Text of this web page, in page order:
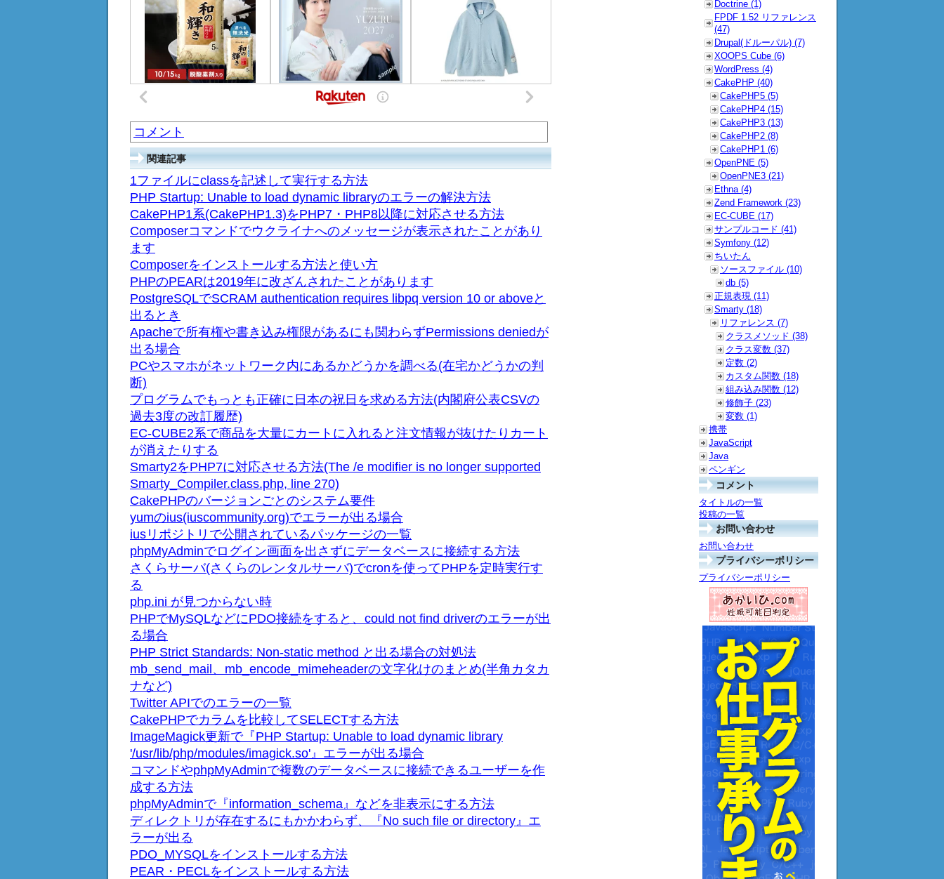
コメント
関連記事
1ファイルにclassを記述して実行する方法
PHP Startup: Unable to load dynamic libraryのエラーの解決方法
CakePHP1系(CakePHP1.3)をPHP7・PHP8以降に対応させる方法
Composerコマンドでウクライナへのメッセージが表示されたことがあり
ます
Composerをインストールする方法と使い方
PHPのPEARは2019年に改ざんされたことがあります
PostgreSQLでSCRAM authentication requires libpq version 10 or aboveと
出るとき
Apacheで所有権や書き込み権限があるにも関わらずPermissions deniedが
出る場合
PCやスマホがネットワーク内にあるかどうかを調べる(在宅かどうかの判
断)
プログラムでもっとも正確に日本の祝日を求める方法(内閣府公表CSVの
過去3度の改訂履歴)
EC-CUBE2系で商品を大量にカートに入れると注文情報が抜けたりカート
が消えたりする
Smarty2をPHP7に対応させる方法(The /e modifier is no longer supported
Smarty_Compiler.class.php, line 270)
CakePHPのバージョンごとのシステム要件
yumのius(iuscommunity.org)でエラーが出る場合
iusリポジトリで公開されているパッケージの一覧
phpMyAdminでログイン画面を出さずにデータベースに接続する方法
さくらサーバ(さくらのレンタルサーバ)でcronを使ってPHPを定時実行す
る
php.ini が見つからない時
PHPでMySQLなどにPDO接続をすると、could not find driverのエラーが出
る場合
PHP Strict Standards: Non-static method と出る場合の対処法
mb_send_mail、mb_encode_mimeheaderの文字化けのまとめ(半角カタカ
ナなど)
Twitter APIでのエラーの一覧
CakePHPでカラムを比較してSELECTする方法
ImageMagick更新で『PHP Startup: Unable to load dynamic library
'/usr/lib/php/modules/imagick.so'』エラーが出る場合
コマンドやphpMyAdminで複数のデータベースに接続できるユーザーを作
成する方法
phpMyAdminで『information_schema』などを非表示にする方法
ディレクトリが存在するにもかかわらず、『No such file or directory』エ
ラーが出る
PDO_MYSQLをインストールする方法
PEAR・PECLをインストールする方法
Doctrine (1)
FPDF 1.52 リファレンス
(47)
Drupal(ドルーパル) (7)
XOOPS Cube (6)
WordPress (4)
CakePHP (40)
CakePHP5 (5)
CakePHP4 (15)
CakePHP3 (13)
CakePHP2 (8)
CakePHP1 (6)
OpenPNE (5)
OpenPNE3 (21)
Ethna (4)
Zend Framework (23)
EC-CUBE (17)
サンプルコード (41)
Symfony (12)
ちいたん
ソースファイル (10)
db (5)
正規表現 (11)
Smarty (18)
リファレンス (7)
クラスメソッド (38)
クラス変数 (37)
定数 (2)
カスタム関数 (18)
組み込み関数 (12)
修飾子 (23)
変数 (1)
携帯
JavaScript
Java
ペンギン
コメント
タイトルの一覧
投稿の一覧
お問い合わせ
お問い合わせ
プライバシーポリシー
プライバシーポリシー